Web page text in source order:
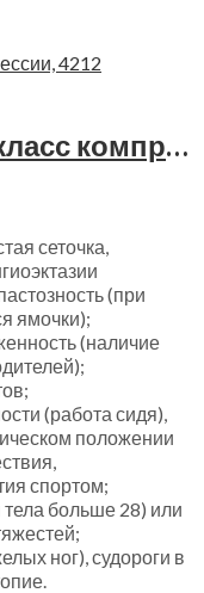
Чулки женские Orto, 1 класс компрессии, 4212
сеточка,
(при
ямочки);
(наличие
(работа сидя),
положении
спортом;
больше 28) или
ног), судороги в